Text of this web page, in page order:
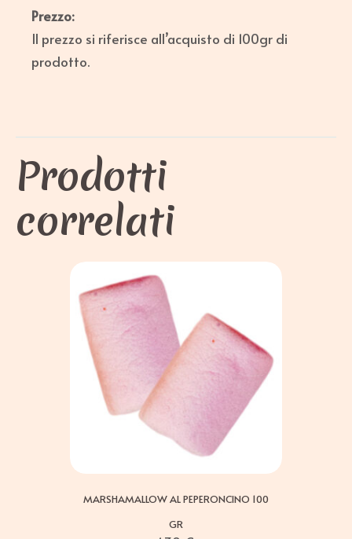
Prezzo:
Il prezzo si riferisce all’acquisto di 100gr di
prodotto.
Prodotti
correlati
MARSHAMALLOW AL PEPERONCINO 100
GR